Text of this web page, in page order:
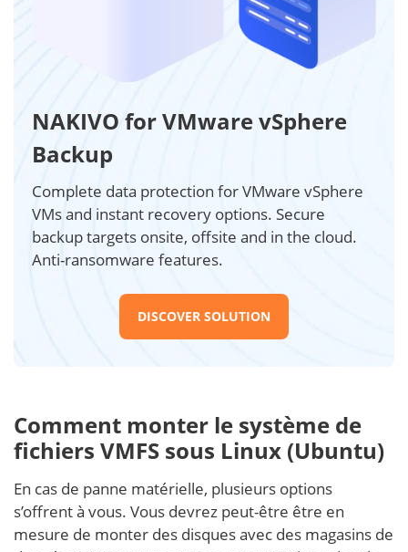
NAKIVO for VMware vSphere
Backup
Complete data protection for VMware vSphere
VMs and instant recovery options. Secure
backup targets onsite, offsite and in the cloud.
Anti-ransomware features.
DISCOVER SOLUTION
Comment monter le système de
fichiers VMFS sous Linux (Ubuntu)
En cas de panne matérielle, plusieurs options
s’offrent à vous. Vous devrez peut-être être en
mesure de monter des disques avec des magasins de